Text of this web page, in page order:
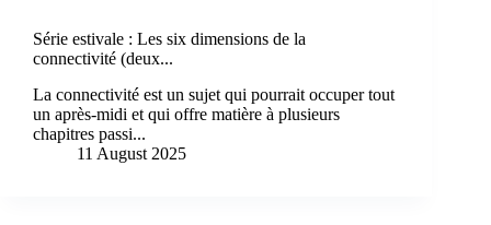
Série estivale : Les six dimensions de la
connectivité (deux...
La connectivité est un sujet qui pourrait occuper tout
un après-midi et qui offre matière à plusieurs
chapitres passi...
11 August 2025